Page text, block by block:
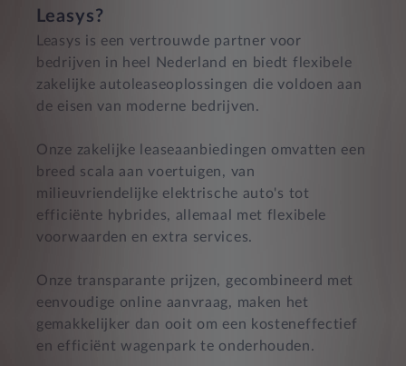
Leasys?
Leasys is een vertrouwde partner voor
bedrijven in heel Nederland en biedt flexibele
zakelijke autoleaseoplossingen die voldoen aan
de eisen van moderne bedrijven.
Onze zakelijke leaseaanbiedingen omvatten een
breed scala aan voertuigen, van
milieuvriendelijke elektrische auto's tot
efficiënte hybrides, allemaal met flexibele
voorwaarden en extra services.
Onze transparante prijzen, gecombineerd met
eenvoudige online aanvraag, maken het
gemakkelijker dan ooit om een kosteneffectief
en efficiënt wagenpark te onderhouden.